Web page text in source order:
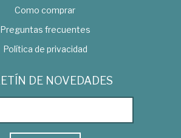
Como comprar
Preguntas frecuentes
Política de privacidad
DE NOVEDADES